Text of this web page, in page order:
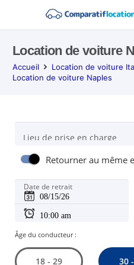
Location de voiture
Accueil
Location de voiture
Location de voiture Naples
Lieu de prise en charge
Retourner au même
Date de retrait
Âge du conducteur :
18 - 29 30